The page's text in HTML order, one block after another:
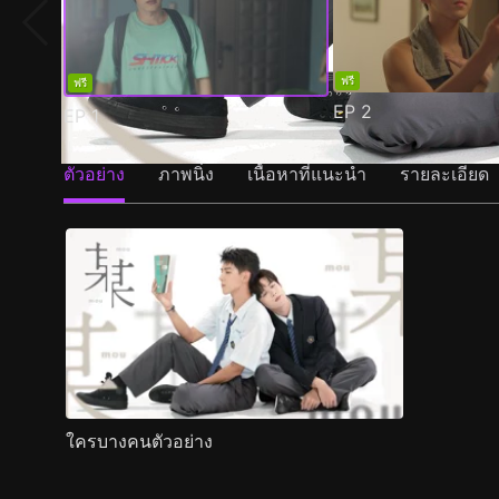
ฟรี
EP1
ฟรี
EP 2
ตัวอย่าง ภาพนิ่ง เนื้อหาที่แนะนำ รายละเอียด
ใครบางคนตัวอย่าง